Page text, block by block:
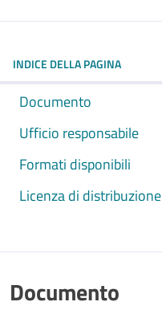
INDICE DELLA PAGINA
Documento
Ufficio responsabile
Formati disponibili
Licenza di distribuzione
Documento